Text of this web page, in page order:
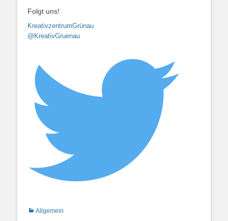
Folgt uns!
KreativzentrumGrünau
@ KreativGruenau
Kategorien
Allgemein